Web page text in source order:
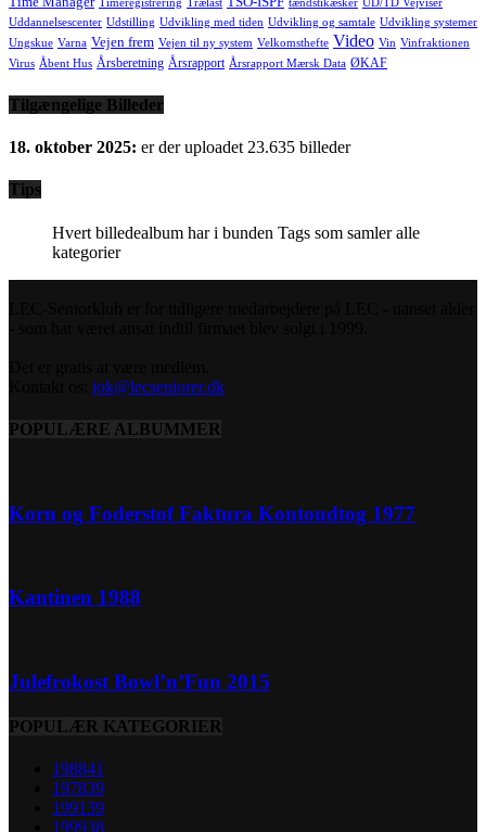
Timeregistrering Trælast tændstikæsker UD/TD Vejviser
Uddannelsescenter Udstilling Udvikling med tiden Udvikling og samtale Udvikling systemer
Ungskue Varna Vejen frem Vejen til ny system Velkomsthefte Video Vin Vinfraktionen
Virus Åbent Hus Årsberetning Årsrapport Årsrapport Mærsk Data ØKAF
Tilgængelige Billeder
18. oktober 2025: er der uploadet 23.635 billeder
Tips
Hvert billedealbum har i bunden Tags som samler alle
kategorier
jok@lecseniorer.dk
POPULÆRE ALBUMMER
Korn og Foderstof Faktura Kontoudtog 1977
Kantinen 1988
Julefrokost Bowl’n’Fun 2015
POPULÆR KATEGORIER
198841
197839
199139
199938